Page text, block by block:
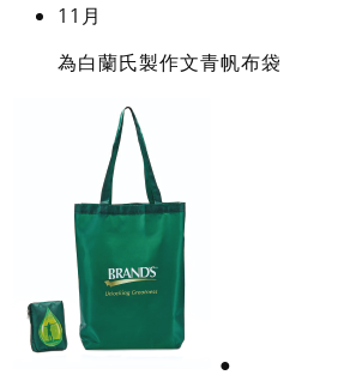
11月
為白蘭氏製作文青帆布袋
●